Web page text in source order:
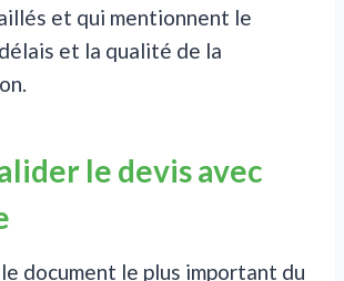
et qui mentionnent le
et la qualité de la
le devis avec
document le plus important du